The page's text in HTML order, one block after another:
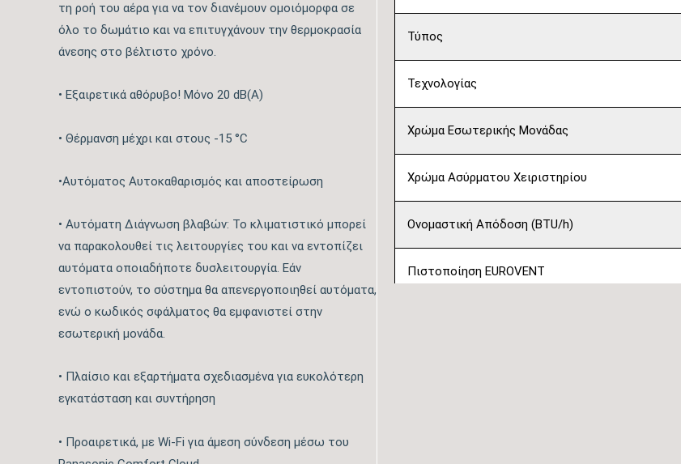
τη ροή του αέρα για να τον διανέμουν ομοιόμορφα σε
όλο το δωμάτιο και να επιτυγχάνουν την θερμοκρασία
άνεσης στο βέλτιστο χρόνο.
• Εξαιρετικά αθόρυβο! Μόνο 20 dB(A)
• Θέρμανση μέχρι και στους -15 °C
•Αυτόματος Αυτοκαθαρισμός και αποστείρωση
• Αυτόματη Διάγνωση βλαβών: Το κλιματιστικό μπορεί
να παρακολουθεί τις λειτουργίες του και να εντοπίζει
αυτόματα οποιαδήποτε δυσλειτουργία. Εάν
εντοπιστούν, το σύστημα θα απενεργοποιηθεί αυτόματα,
ενώ ο κωδικός σφάλματος θα εμφανιστεί στην
εσωτερική μονάδα.
• Πλαίσιο και εξαρτήματα σχεδιασμένα για ευκολότερη
εγκατάσταση και συντήρηση
• Προαιρετικά, με Wi-Fi για άμεση σύνδεση μέσω του
Τύπος
Τεχνολογίας
Χρώμα Εσωτερικής Μονάδας
Χρώμα Ασύρματου Χειριστηρίου
Ονομαστική Απόδοση (BTU/h)
Πιστοποίηση EUROVENT